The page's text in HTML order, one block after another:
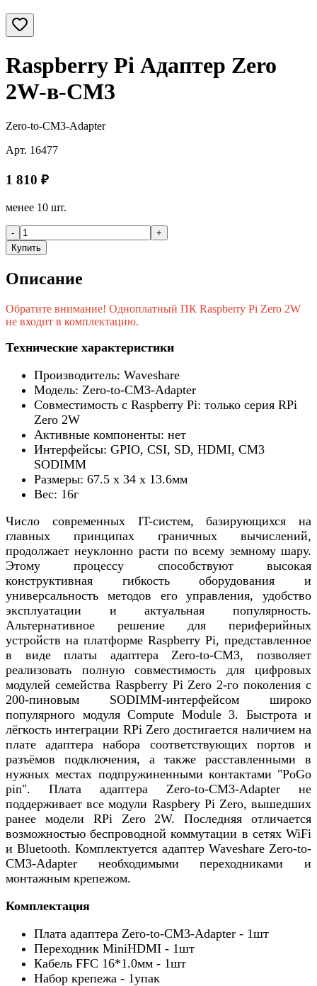
Raspberry Pi Адаптер Zero
2W-в-CM3
Zero-to-CM3-Adapter
Арт. 16477
1 810 ₽
менее 10 шт.
-
+
Купить
Описание
Обратите внимание! Одноплатный ПК Raspberry Pi Zero 2W
не входит в комплектацию.
Технические характеристики
Производитель: Waveshare
Модель: Zero-to-CM3-Adapter
Совместимость с Raspberry Pi: только серия RPi
Zero 2W
Активные компоненты: нет
Интерфейсы: GPIO, CSI, SD, HDMI, CM3
SODIMM
Размеры: 67.5 х 34 х 13.6мм
Вес: 16г
Число современных IT-систем, базирующихся на
главных принципах граничных вычислений,
продолжает неуклонно расти по всему земному шару.
Этому процессу способствуют высокая
конструктивная гибкость оборудования и
универсальность методов его управления, удобство
эксплуатации и актуальная популярность.
Альтернативное решение для периферийных
устройств на платформе Raspberry Pi, представленное
в виде платы адаптера Zero-to-CM3, позволяет
реализовать полную совместимость для цифровых
модулей семейства Raspberry Pi Zero 2-го поколения с
200-пиновым SODIMM-интерфейсом широко
популярного модуля Compute Module 3. Быстрота и
лёгкость интеграции RPi Zero достигается наличием на
плате адаптера набора соответствующих портов и
разъёмов подключения, а также расставленными в
нужных местах подпружиненными контактами "PoGo
pin". Плата адаптера Zero-to-CM3-Adapter не
поддерживает все модули Raspbery Pi Zero, вышедших
ранее модели RPi Zero 2W. Последняя отличается
возможностью беспроводной коммутации в сетях WiFi
и Bluetooth. Комплектуется адаптер Waveshare Zero-to-
CM3-Adapter необходимыми переходниками и
монтажным крепежом.
Комплектация
Плата адаптера Zero-to-CM3-Adapter - 1шт
Переходник MiniHDMI - 1шт
Кабель FFC 16*1.0мм - 1шт
Набор крепежа - 1упак